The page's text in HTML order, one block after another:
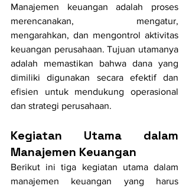
Manajemen keuangan adalah proses
merencanakan, mengatur,
mengarahkan, dan mengontrol aktivitas
keuangan perusahaan. Tujuan utamanya
adalah memastikan bahwa dana yang
dimiliki digunakan secara efektif dan
efisien untuk mendukung operasional
dan strategi perusahaan.
Kegiatan Utama dalam
Manajemen Keuangan
Berikut ini tiga kegiatan utama dalam
manajemen keuangan yang harus